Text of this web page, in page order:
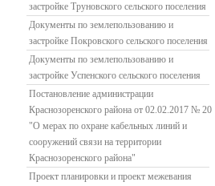
застройке Труновского сельского поселения
Документы по землепользованию и
застройке Покровского сельского поселения
Документы по землепользованию и
застройке Успенского сельского поселения
Постановление администрации
Краснозоренского района от 02.02.2017 № 20
"О мерах по охране кабельных линий и
сооружений связи на территории
Краснозоренского района"
Проект планировки и проект межевания